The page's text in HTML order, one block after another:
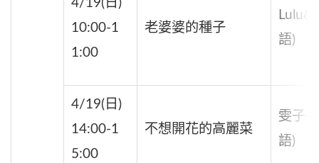
4/19(日)
10:00-1
1:00
老婆婆的種子
語)
4/19(日)
14:00-1
5:00
不想開花的高麗菜
雯子+
語)